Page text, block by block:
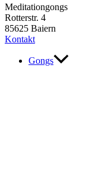
Meditationgongs
Rotterstr. 4
85625 Baiern
Kontakt
Gongs